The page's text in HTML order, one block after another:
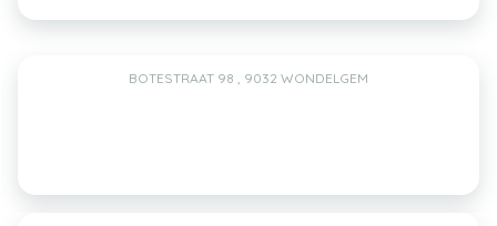
BOTESTRAAT 98 , 9032 WONDELGEM